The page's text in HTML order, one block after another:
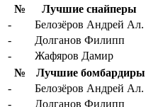
№ Лучшие снайперы
-
Белозёров Андрей Ал.
-
Долганов Филипп
-
Жафяров Дамир
№
Лучшие бомбардиры
-
Белозёров Андрей Ал.
-
Долганов Филипп